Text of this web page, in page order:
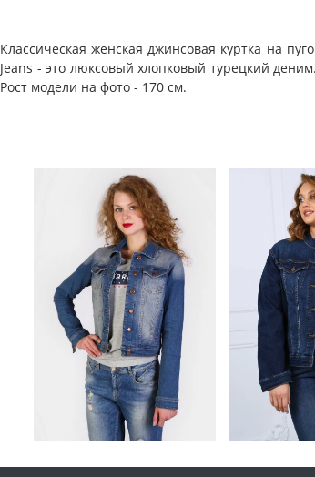
Классическая женская джинсовая куртка на
Jeans - это люксовый хлопковый турецкий
Рост модели на фото - 170 см.